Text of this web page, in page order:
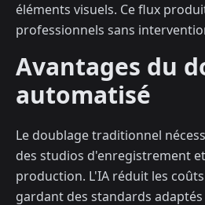
éléments visuels. Ce flux
professionnels sans
Avantages du
automatisé
Le doublage traditionnel
des studios d'enregistrement
production. L'IA réduit les
gardant des standards